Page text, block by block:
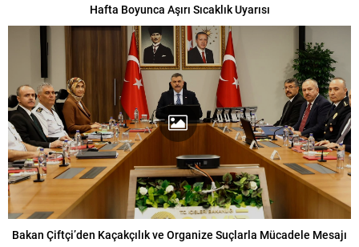
Hafta Boyunca Aşırı Sıcaklık Uyarısı
Bakan Çiftçi’den Kaçakçılık ve Organize Suçlarla Mücadele Mesajı